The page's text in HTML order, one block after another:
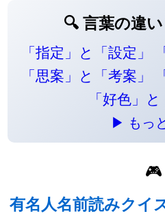
🔍 言葉の違
「指定」と「設定」
「思案」と「考案」
「好色」と
▶ もっ
🎮
有名人名前読みクイ